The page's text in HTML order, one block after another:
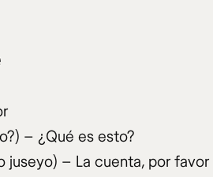
– ¿Qué es esto?
juseyo) – La cuenta, por favor